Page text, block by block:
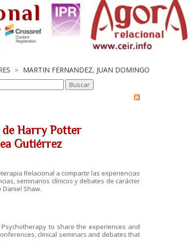
> MARTIN FERNANDEZ, JUAN DOMINGO
Harry Potter
Gutiérrez
Relacional a compartir las experiencias
seminarios clínicos y debates de carácter
Daniel Shaw.
to share the experiences and
clinical seminars and debates that